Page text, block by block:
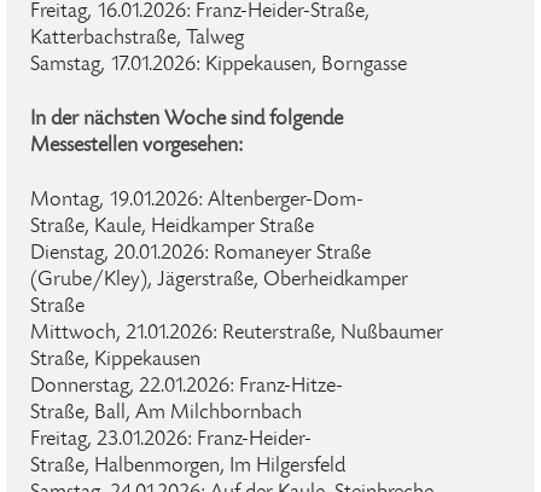
Freitag, 16.01.2026: Franz-Heider-Straße,
Katterbachstraße, Talweg
Samstag, 17.01.2026: Kippekausen, Borngasse
In der nächsten Woche sind folgende
Messestellen vorgesehen:
Montag, 19.01.2026: Altenberger-Dom-
Straße, Kaule, Heidkamper Straße
Dienstag, 20.01.2026: Romaneyer Straße
(Grube/Kley), Jägerstraße, Oberheidkamper
Straße
Mittwoch, 21.01.2026: Reuterstraße, Nußbaumer
Straße, Kippekausen
Donnerstag, 22.01.2026: Franz-Hitze-
Straße, Ball, Am Milchbornbach
Freitag, 23.01.2026: Franz-Heider-
Straße, Halbenmorgen, Im Hilgersfeld